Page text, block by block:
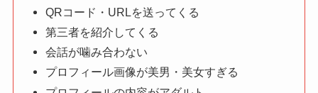
QRコード・URLを送ってくる
第三者を紹介してくる
会話が噛み合わない
プロフィール画像が美男・美女すぎる